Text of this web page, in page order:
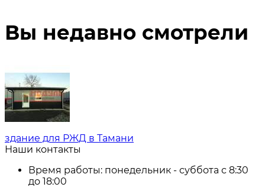
Вы недавно смотрели
здание для РЖД в Тамани
Наши контакты
Время работы: понедельник - суббота с 8:30
до 18:00